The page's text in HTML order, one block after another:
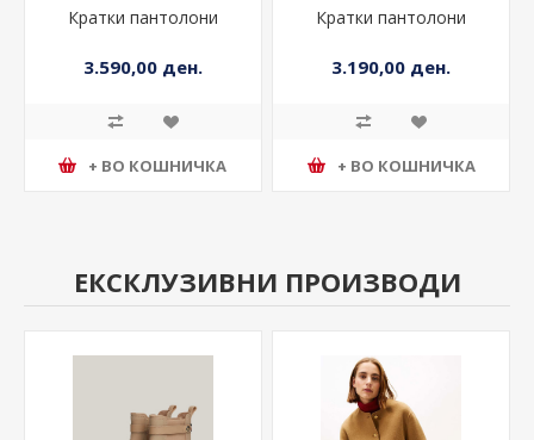
Кратки пантолони
3.590,00 ден.
+ ВО КОШНИЧКА
Кратки пантолони
3.190,00 ден.
+ ВО КОШНИЧКА
ЕКСКЛУЗИВНИ ПРОИЗВОДИ